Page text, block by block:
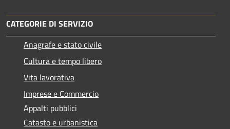
CATEGORIE DI SERVIZIO
Anagrafe e stato civile
Cultura e tempo libero
Vita lavorativa
Imprese e Commercio
Appalti pubblici
Catasto e urbanistica